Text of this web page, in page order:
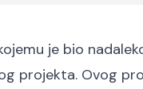
je bio
projekta. Ovog